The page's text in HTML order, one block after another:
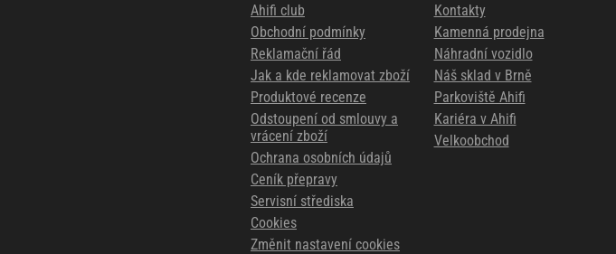
Ahifi club
Obchodní podmínky
Reklamační řád
Jak a kde reklamovat zboží
Produktové recenze
Odstoupení od smlouvy a
vrácení zboží
Ochrana osobních údajů
Ceník přepravy
Servisní střediska
Cookies
Změnit nastavení cookies
Kontakty
Kamenná prodejna
Náhradní vozidlo
Náš sklad v Brně
Parkoviště Ahifi
Kariéra v Ahifi
Velkoobchod